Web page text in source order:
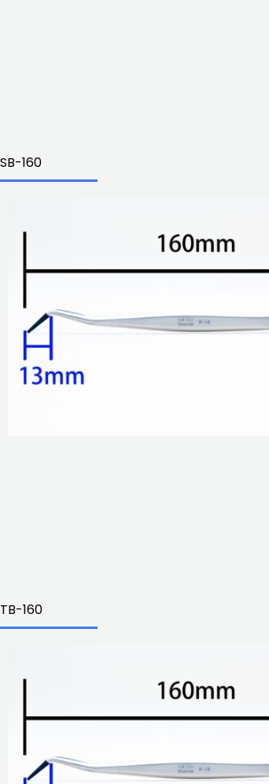
SB-160
TB-160